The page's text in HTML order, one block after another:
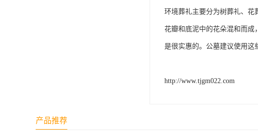
德慈塔陵
环境葬礼主要分为树葬礼、花
花瓣和底泥中的花朵混和而成
是很实惠的。公墓建议使用这
http://www.tjgm022.com
产品推荐